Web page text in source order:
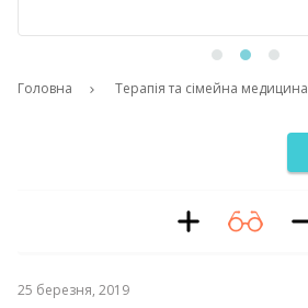
Головна Терапія та сімейна медицина
25 березня, 2019